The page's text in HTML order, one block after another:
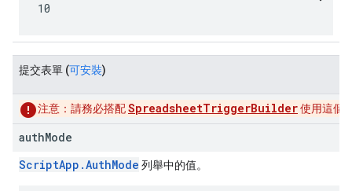
10
提交表單 (可安裝)
注意： 請務必搭配SpreadsheetTriggerBuilder使用這個
authMode
ScriptApp.AuthMode 列舉中的值。